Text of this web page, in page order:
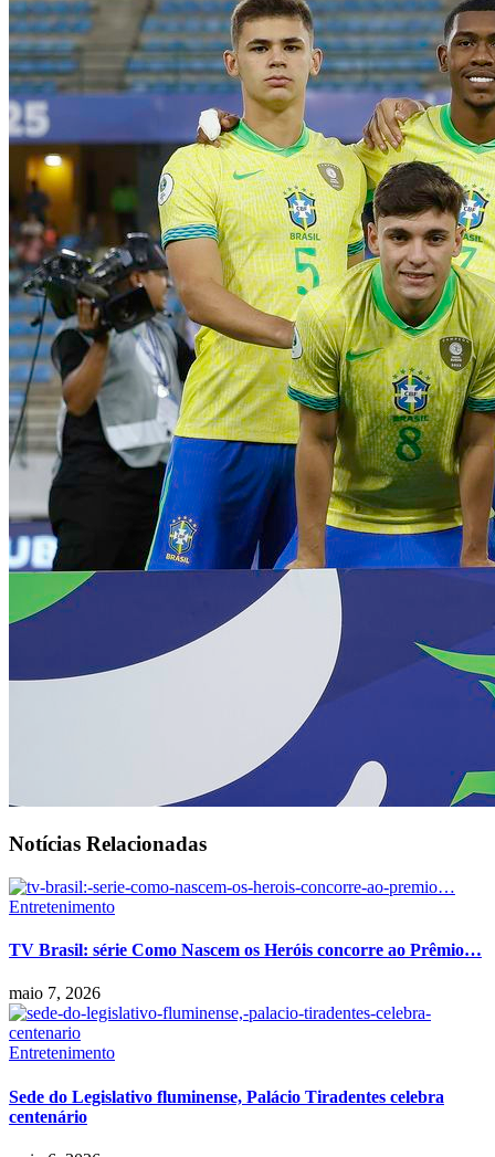
Notícias Relacionadas
Entretenimento
TV Brasil: série Como Nascem os Heróis concorre ao Prêmio…
maio 7, 2026
Entretenimento
Sede do Legislativo fluminense, Palácio Tiradentes celebra
centenário